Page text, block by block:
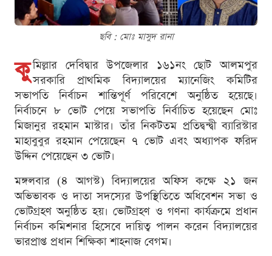
ছবি : মোঃ মাসুদ রানা
কু মিল্লার দেবিদ্বার উপজেলার ১৬১নং ছোট আলমপুর
সরকারি প্রাথমিক বিদ্যালয়ের ম্যানেজিং কমিটির
সভাপতি নির্বাচন শান্তিপূর্ণ পরিবেশে অনুষ্ঠিত হয়েছে।
নির্বাচনে ৮ ভোট পেয়ে সভাপতি নির্বাচিত হয়েছেন মোঃ
মিজানুর রহমান মাস্টার। তাঁর নিকটতম প্রতিদ্বন্দ্বী ব্যারিস্টার
মাহাবুবুর রহমান পেয়েছেন ৭ ভোট এবং অধ্যাপক ফরিদ
উদ্দিন পেয়েছেন ৩ ভোট।
মঙ্গলবার (৪ আগস্ট) বিদ্যালয়ের অফিস কক্ষে ২১ জন
অভিভাবক ও দাতা সদস্যের উপস্থিতিতে অধিবেশন সভা ও
ভোটগ্রহণ অনুষ্ঠিত হয়। ভোটগ্রহণ ও গণনা কার্যক্রমে প্রধান
নির্বাচন কমিশনার হিসেবে দায়িত্ব পালন করেন বিদ্যালয়ের
ভারপ্রাপ্ত প্রধান শিক্ষিকা শাহনাজ বেগম।